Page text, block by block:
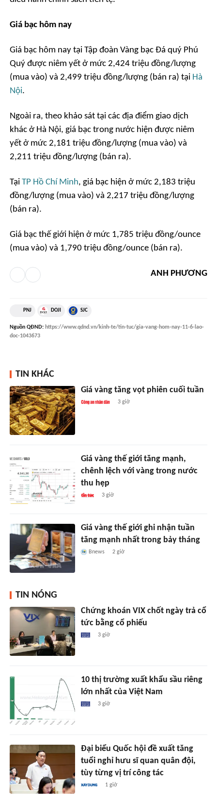
Giá bạc hôm nay
Giá bạc hôm nay tại Tập đoàn Vàng bạc Đá quý Phú
Quý được niêm yết ở mức 2,424 triệu đồng/lượng
(mua vào) và 2,499 triệu đồng/lượng (bán ra) tại Hà
Nội.
Ngoài ra, theo khảo sát tại các địa điểm giao dịch
khác ở Hà Nội, giá bạc trong nước hiện được niêm
yết ở mức 2,181 triệu đồng/lượng (mua vào) và
2,211 triệu đồng/lượng (bán ra).
Tại TP Hồ Chí Minh, giá bạc hiện ở mức 2,183 triệu
đồng/lượng (mua vào) và 2,217 triệu đồng/lượng
(bán ra).
Giá bạc thế giới hiện ở mức 1,785 triệu đồng/ounce
(mua vào) và 1,790 triệu đồng/ounce (bán ra).
ANH PHƯƠNG
PNJ DOJI SJC
Nguồn QĐND: https://www.qdnd.vn/kinh-te/tin-tuc/gia-vang-hom-nay-11-6-lao-
doc-1043673
TIN KHÁC
Giá vàng tăng vọt phiên cuối tuần
3 giờ
Giá vàng thế giới tăng mạnh,
chênh lệch với vàng trong nước
thu hẹp
3 giờ
Giá vàng thế giới ghi nhận tuần
tăng mạnh nhất trong bảy tháng
Bnews 2 giờ
TIN NÓNG
Chứng khoán VIX chốt ngày trả cổ
tức bằng cổ phiếu
3 giờ
10 thị trường xuất khẩu sầu riêng
lớn nhất của Việt Nam
3 giờ
Đại biểu Quốc hội đề xuất tăng
tuổi nghỉ hưu sĩ quan quân đội,
tùy từng vị trí công tác
1 giờ